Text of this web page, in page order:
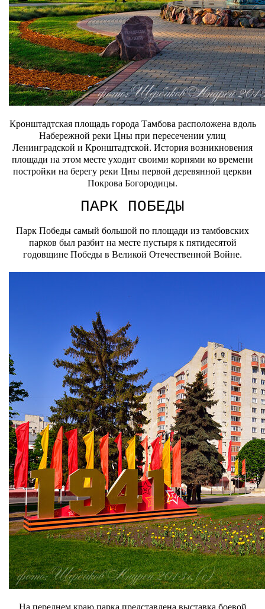
Кронштадтская площадь города Тамбова расположена вдоль
Набережной реки Цны при пересечении улиц
Ленинградской и Кронштадтской. История возникновения
площади на этом месте уходит своими корнями ко времени
постройки на берегу реки Цны первой деревянной церкви
Покрова Богородицы.
ПАРК ПОБЕДЫ
Парк Победы самый большой по площади из тамбовских
парков был разбит на месте пустыря к пятидесятой
годовщине Победы в Великой Отечественной Войне.